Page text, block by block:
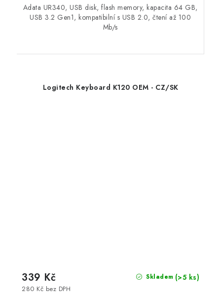
Adata UR340, USB disk, flash memory, kapacita 64 GB,
USB 3.2 Gen1, kompatibilní s USB 2.0, čtení až 100
Mb/s
Logitech Keyboard K120 OEM - CZ/SK
Skladem (>5 ks)
280 Kč bez DPH
339 Kč